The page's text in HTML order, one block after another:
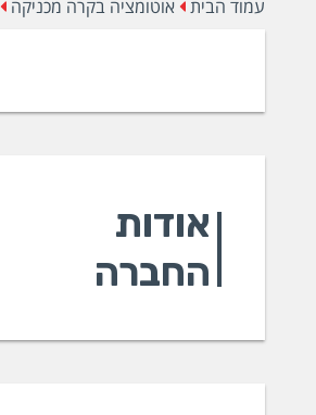
עמוד הבית אוטומציה בקרה מכניקה
אודות
החברה